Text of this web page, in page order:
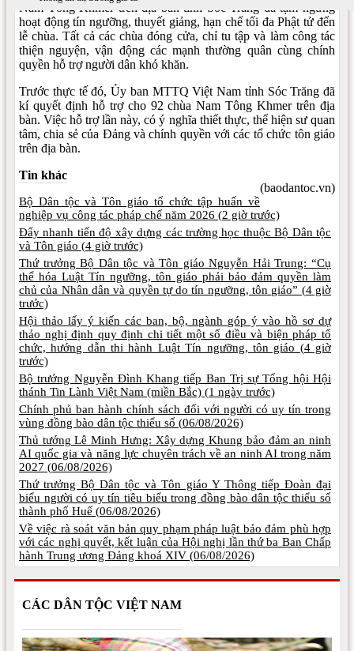
Nam Tông Khmer trên địa bàn tỉnh Sóc Trăng đã tạm ngưng
hoạt động tín ngưỡng, thuyết giảng, hạn chế tối đa Phật tử đến
lễ chùa. Tất cả các chùa đóng cửa, chỉ tu tập và làm công tác
thiện nguyện, vận động các mạnh thường quân cùng chính
quyền hỗ trợ người dân khó khăn.
Trước thực tế đó, Ủy ban MTTQ Việt Nam tỉnh Sóc Trăng đã
kí quyết định hỗ trợ cho 92 chùa Nam Tông Khmer trên địa
bàn. Việc hỗ trợ lần này, có ý nghĩa thiết thực, thể hiện sư quan
tâm, chia sẻ của Đảng và chính quyền với các tổ chức tôn giáo
trên địa bàn.
(baodantoc.vn)
Tin khác
Bộ Dân tộc và Tôn giáo tổ chức tập huấn về
nghiệp vụ công tác pháp chế năm 2026 (2 giờ trước)
Đẩy nhanh tiến độ xây dựng các trường học thuộc Bộ Dân tộc
và Tôn giáo (4 giờ trước)
Thứ trưởng Bộ Dân tộc và Tôn giáo Nguyễn Hải Trung: “Cụ
thể hóa Luật Tín ngưỡng, tôn giáo phải bảo đảm quyền làm
chủ của Nhân dân và quyền tự do tín ngưỡng, tôn giáo” (4 giờ
trước)
Hội thảo lấy ý kiến các ban, bộ, ngành góp ý vào hồ sơ dự
thảo nghị định quy định chi tiết một số điều và biện pháp tổ
chức, hướng dẫn thi hành Luật Tín ngưỡng, tôn giáo (4 giờ
trước)
Bộ trưởng Nguyễn Đình Khang tiếp Ban Trị sự Tổng hội Hội
thánh Tin Lành Việt Nam (miền Bắc) (1 ngày trước)
Chính phủ ban hành chính sách đối với người có uy tín trong
vùng đồng bào dân tộc thiểu số (06/08/2026)
Thủ tướng Lê Minh Hưng: Xây dựng Khung bảo đảm an ninh
AI quốc gia và năng lực chuyên trách về an ninh AI trong năm
2027 (06/08/2026)
Thứ trưởng Bộ Dân tộc và Tôn giáo Y Thông tiếp Đoàn đại
biểu người có uy tín tiêu biểu trong đồng bào dân tộc thiểu số
thành phố Huế (06/08/2026)
Về việc rà soát văn bản quy phạm pháp luật bảo đảm phù hợp
với các nghị quyết, kết luận của Hội nghị lần thứ ba Ban Chấp
hành Trung ương Đảng khoá XIV (06/08/2026)
CÁC DÂN TỘC VIỆT NAM